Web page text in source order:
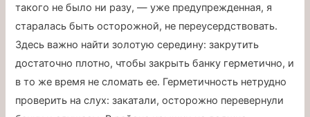
такого не было ни разу, — уже предупрежденная, я
старалась быть осторожной, не переусердствовать.
Здесь важно найти золотую середину: закрутить
достаточно плотно, чтобы закрыть банку герметично, и
в то же время не сломать ее. Герметичность нетрудно
проверить на слух: закатали, осторожно перевернули